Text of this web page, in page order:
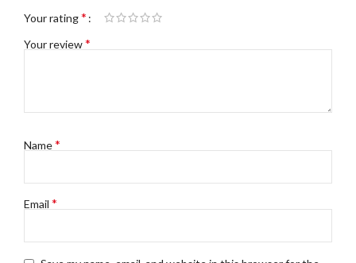
Your rating*
Your review*
Name*
Email *